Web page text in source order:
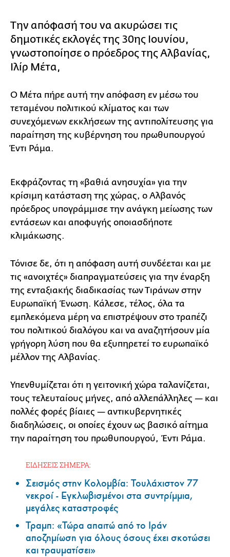
Την απόφασή του να ακυρώσει τις
δημοτικές εκλογές της 30ης Ιουνίου,
γνωστοποίησε ο πρόεδρος της Αλβανίας,
Ιλίρ Μέτα,
Ο Μέτα πήρε αυτή την απόφαση εν μέσω του
τεταμένου πολιτικού κλίματος και των
συνεχόμενων εκκλήσεων της αντιπολίτευσης για
παραίτηση της κυβέρνηση του πρωθυπουργού
Έντι Ράμα.
Εκφράζοντας τη «βαθιά ανησυχία» για την
κρίσιμη κατάσταση της χώρας, ο Αλβανός
πρόεδρος υπογράμμισε την ανάγκη μείωσης των
εντάσεων και αποφυγής οποιασδήποτε
κλιμάκωσης.
Τόνισε δε, ότι η απόφαση αυτή συνδέεται και με
τις «ανοιχτές» διαπραγματεύσεις για την έναρξη
της ενταξιακής διαδικασίας των Τιράνων στην
Ευρωπαϊκή Ένωση. Κάλεσε, τέλος, όλα τα
εμπλεκόμενα μέρη να επιστρέψουν στο τραπέζι
του πολιτικού διαλόγου και να αναζητήσουν μία
γρήγορη λύση που θα εξυπηρετεί το ευρωπαϊκό
μέλλον της Αλβανίας.
Υπενθυμίζεται ότι η γειτονική χώρα ταλανίζεται,
τους τελευταίους μήνες, από αλλεπάλληλες — και
πολλές φορές βίαιες — αντικυβερνητικές
διαδηλώσεις, οι οποίες έχουν ως βασικό αίτημα
την παραίτηση του πρωθυπουργού, Έντι Ράμα.
ΕΙΔΗΣΕΙΣ ΣΗΜΕΡΑ:
Σεισμός στην Κολομβία: Τουλάχιστον 77
νεκροί - Εγκλωβισμένοι στα συντρίμμια,
μεγάλες καταστροφές
Τραμπ: «Τώρα απαιτώ από το Ιράν
αποζημίωση για όλους όσους έχει σκοτώσει
και τραυματίσει»